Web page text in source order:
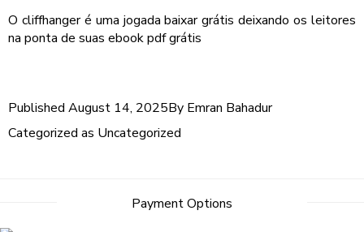
O cliffhanger é uma jogada baixar grátis deixando os leitores
na ponta de suas ebook pdf grátis
Published August 14, 2025By Emran Bahadur
Categorized as Uncategorized
Payment Options